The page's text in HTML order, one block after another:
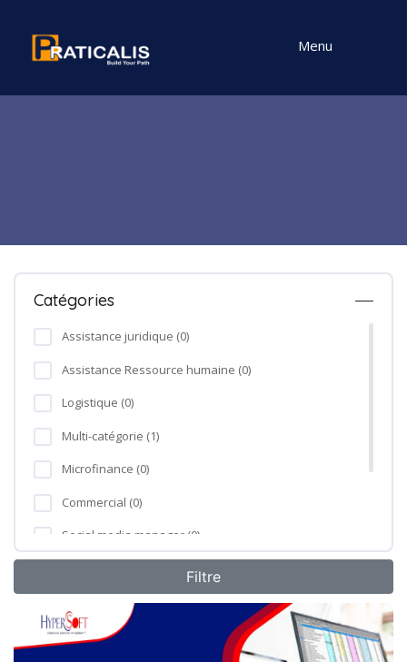
Menu
Catégories
Assistance juridique (0)
Assistance Ressource humaine (0)
Logistique (0)
Multi-catégorie (1)
Microfinance (0)
Commercial (0)
Social media manager (0)
Formation professionnelle (0)
Agro-industrie (0)